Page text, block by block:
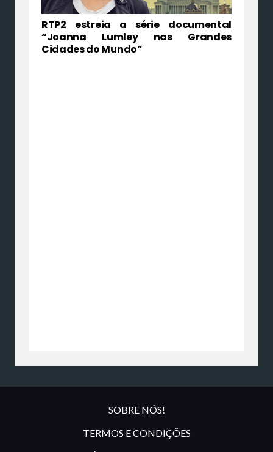
RTP2 estreia a série documental
“Joanna Lumley nas Grandes
Cidades do Mundo”
SOBRE NÓS!
TERMOS E CONDIÇÕES